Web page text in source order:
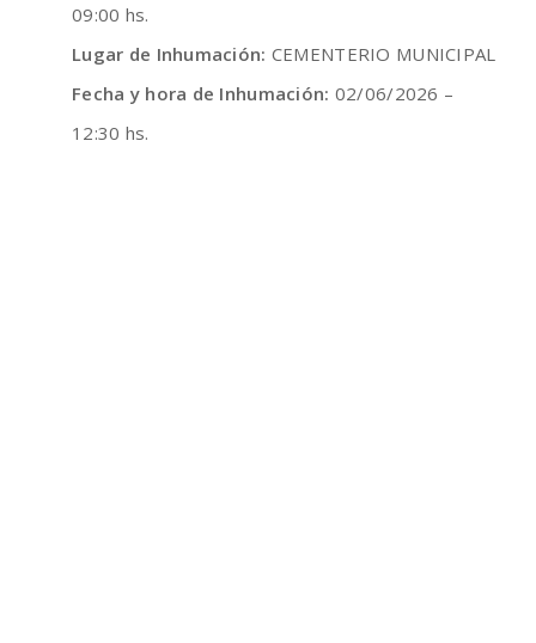
09:00 hs.
Lugar de Inhumación: CEMENTERIO MUNICIPAL
Fecha y hora de Inhumación: 02/06/2026 –
12:30 hs.